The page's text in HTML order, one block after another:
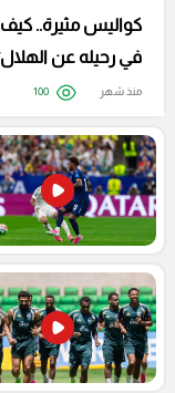
كواليس مثيرة..
في رحيله عن
منذ شهر 100